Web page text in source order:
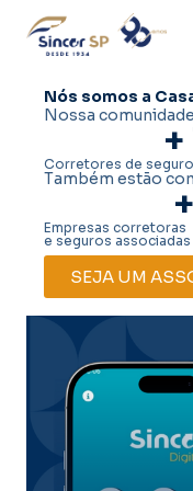
Nós somos a
Nossa
+
Corretores de
Também estão
+
Empresas corretoras
e seguros associadas
SEJA UM